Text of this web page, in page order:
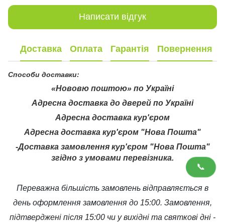
📞
Написати відгук
Доставка Оплата Гарантія Повернення
Способи доставки:
«Нововю поштою» по Україні
Адресна доставка до дверей по Україні
Адресна доставка кур'єром
Адресна доставка кур'єром "Нова Пошта"
-Доставка замовлення кур'єром "Нова Пошта"
згідно з умовами перевізника.
Переважна більшість замовлень відправляється в
день оформлення замовлення до 15:00. Замовлення,
підтверджені після 15:00 чи у вихідні та святкові дні -